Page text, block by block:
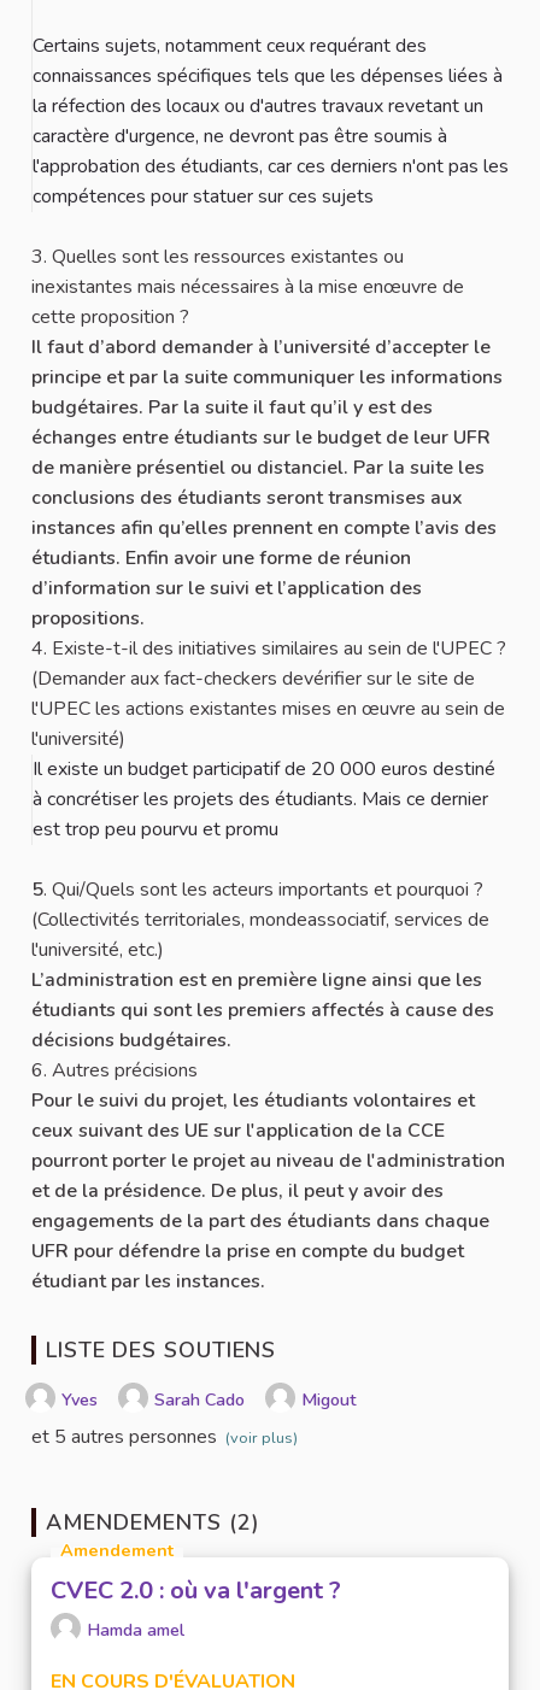
Certains sujets, notamment ceux requérant des
connaissances spécifiques tels que les dépenses liées à
la réfection des locaux ou d'autres travaux revetant un
caractère d'urgence, ne devront pas être soumis à
l'approbation des étudiants, car ces derniers n'ont pas les
compétences pour statuer sur ces sujets
3. Quelles sont les ressources existantes ou
inexistantes mais nécessaires à la mise enœuvre de
cette proposition ?
Il faut d’abord demander à l’université d’accepter le
principe et par la suite communiquer les informations
budgétaires. Par la suite il faut qu’il y est des
échanges entre étudiants sur le budget de leur UFR
de manière présentiel ou distanciel. Par la suite les
conclusions des étudiants seront transmises aux
instances afin qu’elles prennent en compte l’avis des
étudiants. Enfin avoir une forme de réunion
d’information sur le suivi et l’application des
propositions.
4. Existe-t-il des initiatives similaires au sein de l'UPEC ?
(Demander aux fact-checkers devérifier sur le site de
l'UPEC les actions existantes mises en œuvre au sein de
l'université)
Il existe un budget participatif de 20 000 euros destiné
à concrétiser les projets des étudiants. Mais ce dernier
est trop peu pourvu et promu
5. Qui/Quels sont les acteurs importants et pourquoi ?
(Collectivités territoriales, mondeassociatif, services de
l'université, etc.)
L’administration est en première ligne ainsi que les
étudiants qui sont les premiers affectés à cause des
décisions budgétaires.
6. Autres précisions
Pour le suivi du projet, les étudiants volontaires et
ceux suivant des UE sur l'application de la CCE
pourront porter le projet au niveau de l'administration
et de la présidence. De plus, il peut y avoir des
engagements de la part des étudiants dans chaque
UFR pour défendre la prise en compte du budget
étudiant par les instances.
LISTE DES SOUTIENS
Yves Sarah Cado Migout
et 5 autres personnes (voir plus)
AMENDEMENTS (2)
Amendement
CVEC 2.0 : où va l'argent ?
Hamda amel
EN COURS D'ÉVALUATION